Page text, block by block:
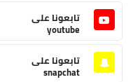
تابعونا على
youtube
تابعونا على
snapchat